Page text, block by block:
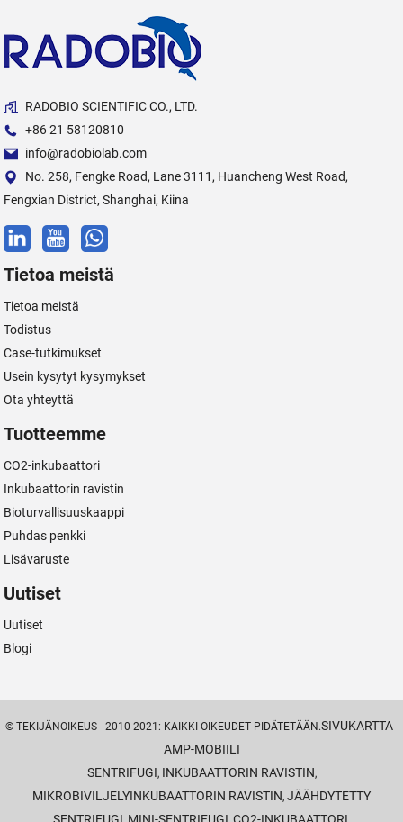
RADOBIO SCIENTIFIC CO., LTD.
+86 21 58120810
info@radobiolab.com
No. 258, Fengke Road, Lane 3111, Huancheng West Road,
Fengxian District, Shanghai, Kiina
Tietoa meistä
Tietoa meistä
Todistus
Case-tutkimukset
Usein kysytyt kysymykset
Ota yhteyttä
Tuotteemme
CO2-inkubaattori
Inkubaattorin ravistin
Bioturvallisuuskaappi
Puhdas penkki
Lisävaruste
Uutiset
Uutiset
Blogi
© TEKIJÄNOIKEUS - 2010-2021: KAIKKI OIKEUDET PIDÄTETÄÄN.SIVUKARTTA-
AMP-MOBIILI
SENTRIFUGI, INKUBAATTORIN RAVISTIN,
MIKROBIVILJELYINKUBAATTORIN RAVISTIN, JÄÄHDYTETTY